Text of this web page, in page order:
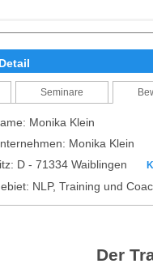
Seminare
Monika Klein
Monika Klein
D - 71334 Waiblingen
NLP, Training und
Der